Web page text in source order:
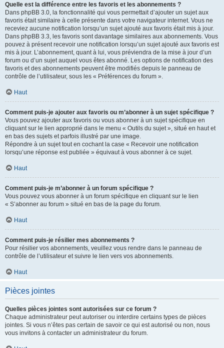
Quelle est la différence entre les favoris et les abonnements ?
Dans phpBB 3.0, la fonctionnalité qui vous permettait d’ajouter un sujet aux
favoris était similaire à celle présente dans votre navigateur internet. Vous ne
receviez aucune notification lorsqu’un sujet ajouté aux favoris était mis à jour.
Dans phpBB 3.3, les favoris sont davantage similaires aux abonnements. Vous
pouvez à présent recevoir une notification lorsqu’un sujet ajouté aux favoris est
mis à jour. L’abonnement, quant à lui, vous préviendra de la mise à jour d’un
forum ou d’un sujet auquel vous êtes abonné. Les options de notification des
favoris et des abonnements peuvent être modifiés depuis le panneau de
contrôle de l’utilisateur, sous les « Préférences du forum ».
Haut
Comment puis-je ajouter aux favoris ou m’abonner à un sujet spécifique ?
Vous pouvez ajouter aux favoris ou vous abonner à un sujet spécifique en
cliquant sur le lien approprié dans le menu « Outils du sujet », situé en haut et
en bas des sujets et parfois illustré par une image.
Répondre à un sujet tout en cochant la case « Recevoir une notification
lorsqu’une réponse est publiée » équivaut à vous abonner à ce sujet.
Haut
Comment puis-je m’abonner à un forum spécifique ?
Vous pouvez vous abonner à un forum spécifique en cliquant sur le lien
« S’abonner au forum » situé en bas de la page du forum.
Haut
Comment puis-je résilier mes abonnements ?
Pour résilier vos abonnements, veuillez vous rendre dans le panneau de
contrôle de l’utilisateur et suivre le lien vers vos abonnements.
Haut
Pièces jointes
Quelles pièces jointes sont autorisées sur ce forum ?
Chaque administrateur peut autoriser ou interdire certains types de pièces
jointes. Si vous n’êtes pas certain de savoir ce qui est autorisé ou non, nous
vous invitons à contacter un administrateur du forum.